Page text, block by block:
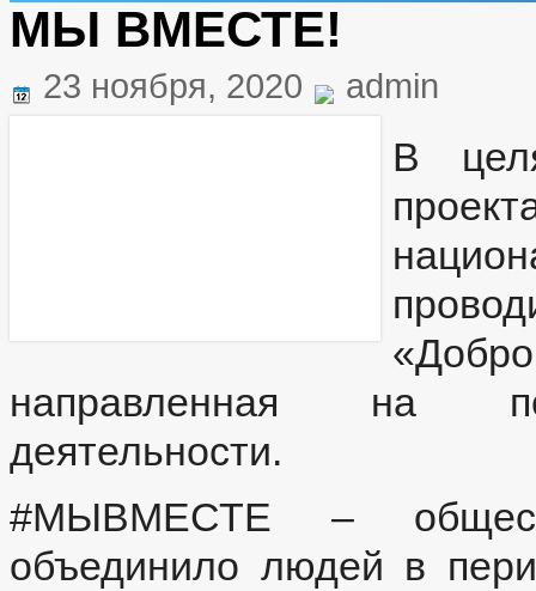
МЫ ВМЕСТЕ!
23 ноября, 2020 admin
В
направленная на
деятельности.
#МЫВМЕСТЕ –
объединило людей в